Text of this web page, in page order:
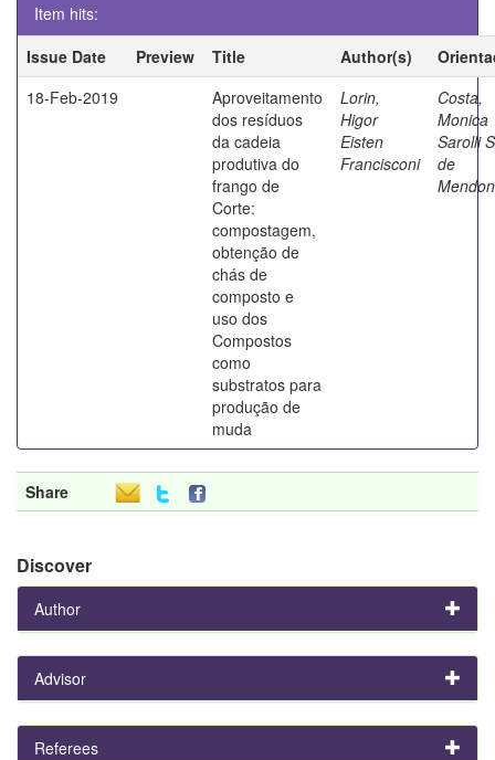
Item hits:
Issue Date
Preview Title Author(s)
18-Feb-2019
Aproveitamento
dos resíduos
da cadeia
produtiva do
frango de
Corte:
compostagem,
obtenção de
chás de
composto e
uso dos
Compostos
como
substratos para
produção de
muda
Lorin,
Higor
Eisten
Francisconi
Costa,
Monica
Sarolli
de
Share
Discover
Author
Advisor
Referees